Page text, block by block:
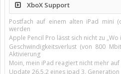
XboX Support
Postfach auf einem alten iPad mini
werden
Apple Pencil Pro lässt sich nicht zu „Wo
Geschwindigkeitsverlust (von 800
Aktivierung
Moin, mein iPad reagiert nicht mehr
Update 26.5.2 eines ipad 3. Generation